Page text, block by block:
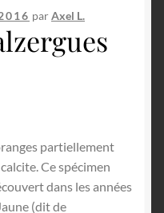
parAxel L.
partiellement
Ce spécimen
dans les années
(dit de